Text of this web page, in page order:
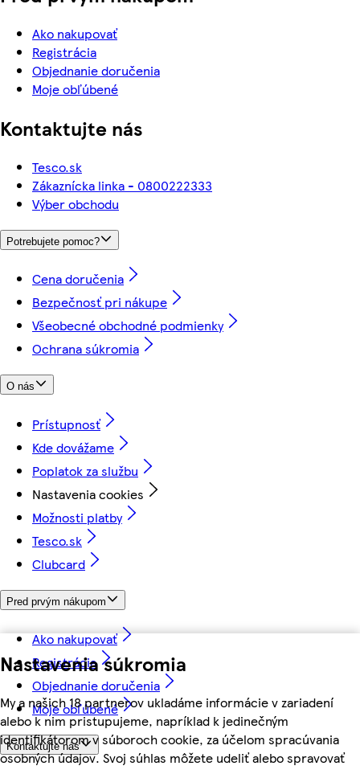
Nastavenia súkromia
My a našich 18 partnerov ukladáme informácie v zariadení
alebo k nim pristupujeme, napríklad k jedinečným
identifikátorom v súboroch cookie, za účelom spracúvania
osobných údajov. Svoj súhlas môžete udeliť alebo spravovať
Ako nakupovať
Registrácia
Objednanie doručenia
Moje obľúbené
Kontaktujte nás
Tesco.sk
Zákaznícka linka - 0800222333
Výber obchodu
Potrebujete pomoc?
Cena doručenia
Bezpečnosť pri nákupe
Všeobecné obchodné podmienky
Ochrana súkromia
O nás
Prístupnosť
Kde dovážame
Poplatok za službu
Nastavenia cookies
Možnosti platby
Tesco.sk
Clubcard
Pred prvým nákupom
Ako nakupovať
Registrácia
Objednanie doručenia
Moje obľúbené
Kontaktujte nás